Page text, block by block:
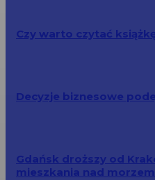
Czy warto czytać
Decyzje biznesowe
Gdańsk droższy od
mieszkania nad